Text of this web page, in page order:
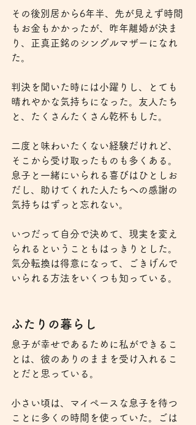
その後別居から6年半、先が見えず時間
もお金もかかったが、昨年離婚が決ま
り、正真正銘のシングルマザーになれ
た。
判決を聞いた時には小躍りし、とても
晴れやかな気持ちになった。友人たち
と、たくさんたくさん乾杯もした。
二度と味わいたくない経験だけれど、
そこから受け取ったものも多くある。
息子と一緒にいられる喜びはひとしお
だし、助けてくれた人たちへの感謝の
気持ちはずっと忘れない。
いつだって自分で決めて、現実を変え
られるということもはっきりとした。
気分転換は得意になって、ごきげんで
いられる方法をいくつも知っている。
ふたりの暮らし
息子が幸せであるために私ができるこ
とは、彼のありのままを受け入れるこ
とだと思っている。
小さい頃は、マイペースな息子を待つ
ことに多くの時間を使っていた。ごは